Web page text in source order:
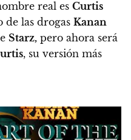
real es Curtis
de las drogas Kanan
Starz, pero ahora será
, su versión más